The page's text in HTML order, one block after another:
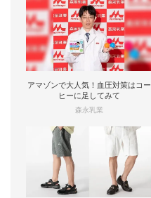
アマゾンで大人気！血圧対策はコー
ヒーに足してみて
森永乳業